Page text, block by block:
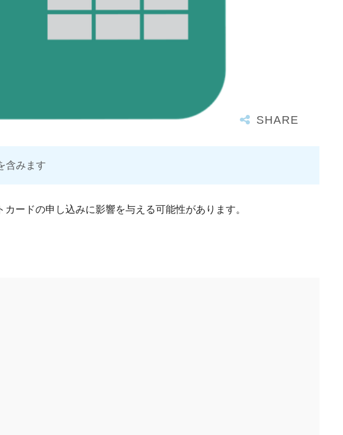
含みます
ードの申し込みに影響を与える可能性があります。